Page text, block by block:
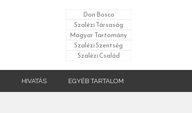
Don Bosco
Szalézi Társaság
Magyar Tartomány
Szalézi Szentség
Szalézi Család
HIVATÁS EGYÉB TARTALOM